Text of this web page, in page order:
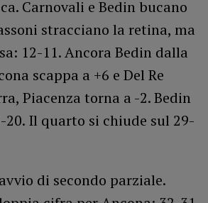
Carnovali e Bedin bucano
stracciano la retina, ma
12-11. Ancora Bedin dalla
scappa a +6 e Del Re
Piacenza torna a -2. Bedin
Il quarto si chiude sul 29-
di secondo parziale.